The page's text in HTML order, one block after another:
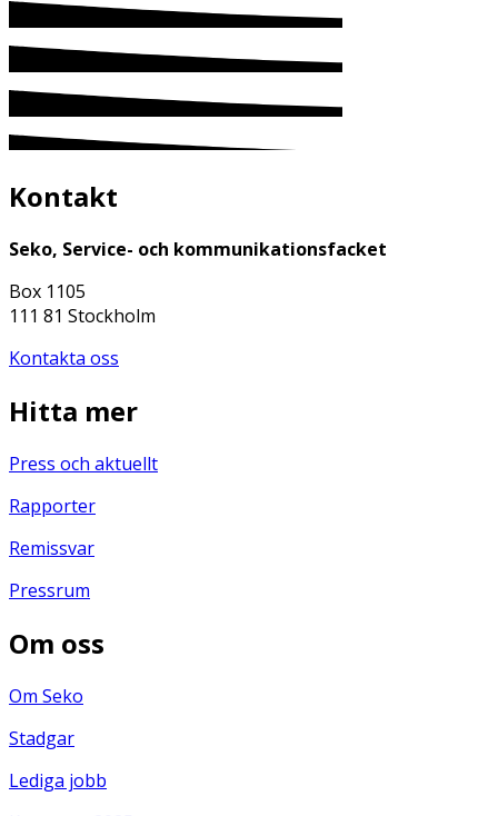
Kontakt
Seko, Service- och kommunikationsfacket
Box 1105
111 81 Stockholm
Kontakta oss
Hitta mer
Press och aktuellt
Rapporter
Remissvar
Pressrum
Om oss
Om Seko
Stadgar
Lediga jobb